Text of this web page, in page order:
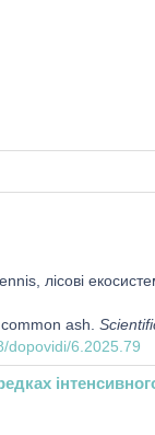
лісові
ash.
dopovidi/6.2025.79